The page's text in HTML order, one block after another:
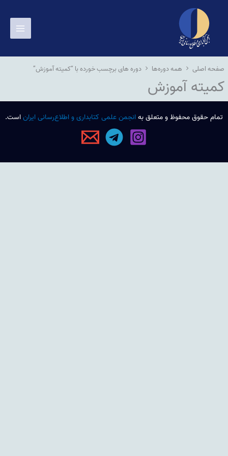
صفحه اصلی همه دوره‌ها دوره های برچسب خورده با “کمیته آموزش”
کمیته آموزش
تمام حقوق محفوظ و متعلق بهانجمن علمی کتابداری و اطلاع‌رسانی ایراناست.